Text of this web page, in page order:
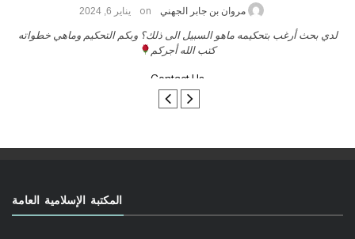
لدي
حامد الزريقي on يناير 25, 2026
السلام عليكم ورحمة الله وبركاتة أرغب بنشر كتابي معكم
المكتبة الإسلامية العامة